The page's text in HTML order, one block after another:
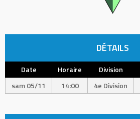
DÉTAILS
Date Horaire Division
sam 05/11
14:00 4e Division